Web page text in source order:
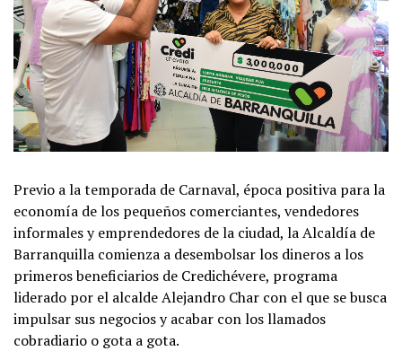
Previo a la temporada de Carnaval, época positiva para la
economía de los pequeños comerciantes, vendedores
informales y emprendedores de la ciudad, la Alcaldía de
Barranquilla comienza a desembolsar los dineros a los
primeros beneficiarios de Credichévere, programa
liderado por el alcalde Alejandro Char con el que se busca
impulsar sus negocios y acabar con los llamados
cobradiario o gota a gota.